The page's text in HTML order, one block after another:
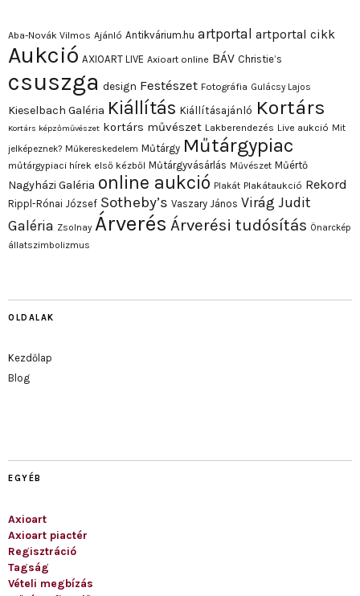
Aba-Novák Vilmos Ajánló Antikvárium.hu artportal artportal cikk
Aukció AXIOART LIVE Axioart online BÁV Christie’s
csuszga design Festészet Fotográfia Gulácsy Lajos
Kieselbach Galéria Kiállítás Kiállításajánló Kortárs
Kortárs képzőművészet kortárs művészet Lakberendezés Live aukció Mit
jelképeznek? Műkereskedelem Műtárgy Műtárgypiac
műtárgypiaci hírek első kézből Műtárgyvásárlás Művészet Műértő
Nagyházi Galéria online aukció Plakát Plakátaukció Rekord
Rippl-Rónai József Sotheby’s Vaszary János Virág Judit
Galéria Zsolnay Árverés Árverési tudósítás Önarckép
állatszimbolizmus
OLDALAK
Kezdőlap
Blog
EGYÉB
Axioart
Axioart piactér
Regisztráció
Tagság
Vételi megbízás